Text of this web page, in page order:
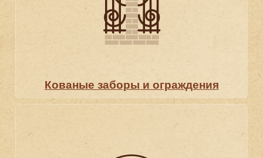
Кованые заборы и ог­ражде­ния